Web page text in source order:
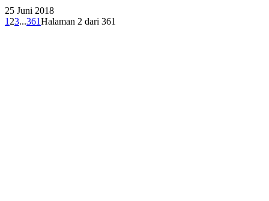
25 Juni 2018
123...361Halaman 2 dari 361